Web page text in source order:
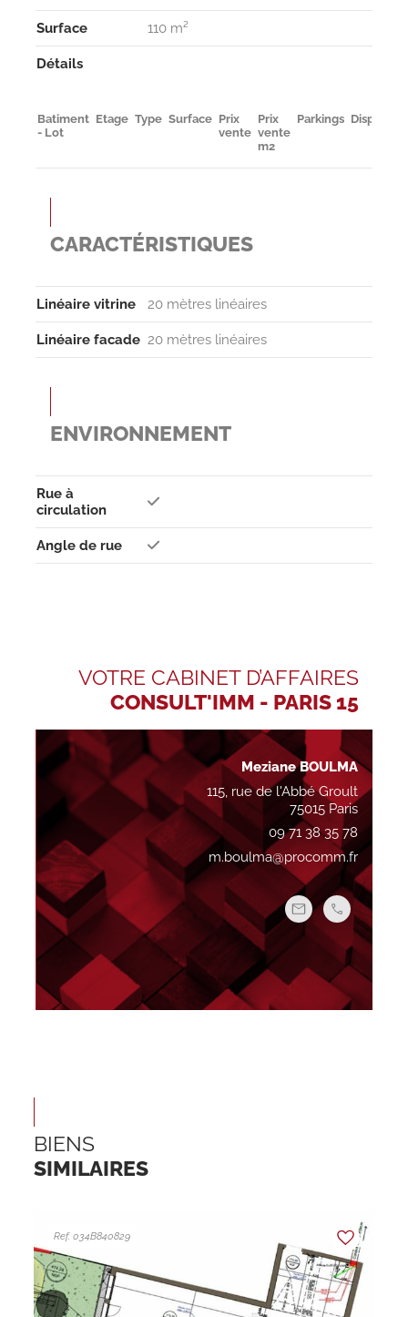
Surface 110 m²
Détails
Batiment
- Lot
Etage Type Surface Prix
vente
Prix
vente
m2
Parkings
CARACTÉRISTIQUES
Linéaire vitrine 20 mètres linéaires
Linéaire facade 20 mètres linéaires
ENVIRONNEMENT
Rue à
circulation
Angle de rue
VOTRE CABINET D’AFFAIRES
CONSULT'IMM - PARIS 15
Meziane BOULMA
115, rue de l'Abbé Groult
75015 Paris
09 71 38 35 78
m.boulma@procomm.fr
BIENS
SIMILAIRES
Ref. 034B840829